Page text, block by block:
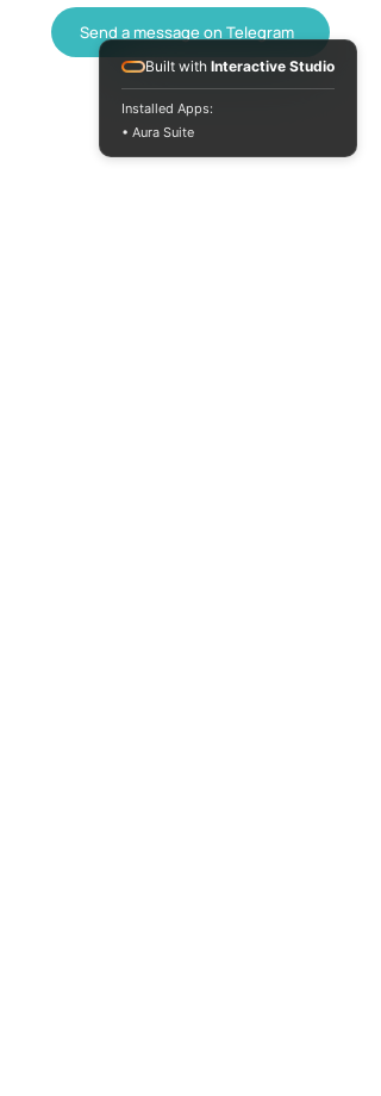
Send a message on Telegram
Built with Interactive Studio
Installed Apps:
• Aura Suite